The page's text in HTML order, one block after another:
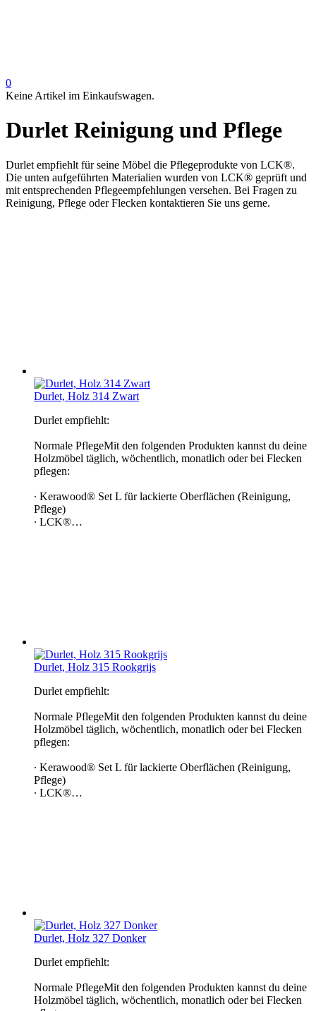
0
Keine Artikel im Einkaufswagen.
Durlet Reinigung und Pflege
Durlet empfiehlt für seine Möbel die Pflegeprodukte von LCK®.
Die unten aufgeführten Materialien wurden von LCK® geprüft und
mit entsprechenden Pflegeempfehlungen versehen. Bei Fragen zu
Reinigung, Pflege oder Flecken kontaktieren Sie uns gerne.
Durlet, Holz 314 Zwart
Durlet empfiehlt:
Normale PflegeMit den folgenden Produkten kannst du deine
Holzmöbel täglich, wöchentlich, monatlich oder bei Flecken
pflegen:
∙ Kerawood® Set L für lackierte Oberflächen (Reinigung,
Pflege)
∙ LCK®…
Durlet, Holz 315 Rookgrijs
Durlet empfiehlt:
Normale PflegeMit den folgenden Produkten kannst du deine
Holzmöbel täglich, wöchentlich, monatlich oder bei Flecken
pflegen:
∙ Kerawood® Set L für lackierte Oberflächen (Reinigung,
Pflege)
∙ LCK®…
Durlet, Holz 327 Donker
Durlet empfiehlt:
Normale PflegeMit den folgenden Produkten kannst du deine
Holzmöbel täglich, wöchentlich, monatlich oder bei Flecken